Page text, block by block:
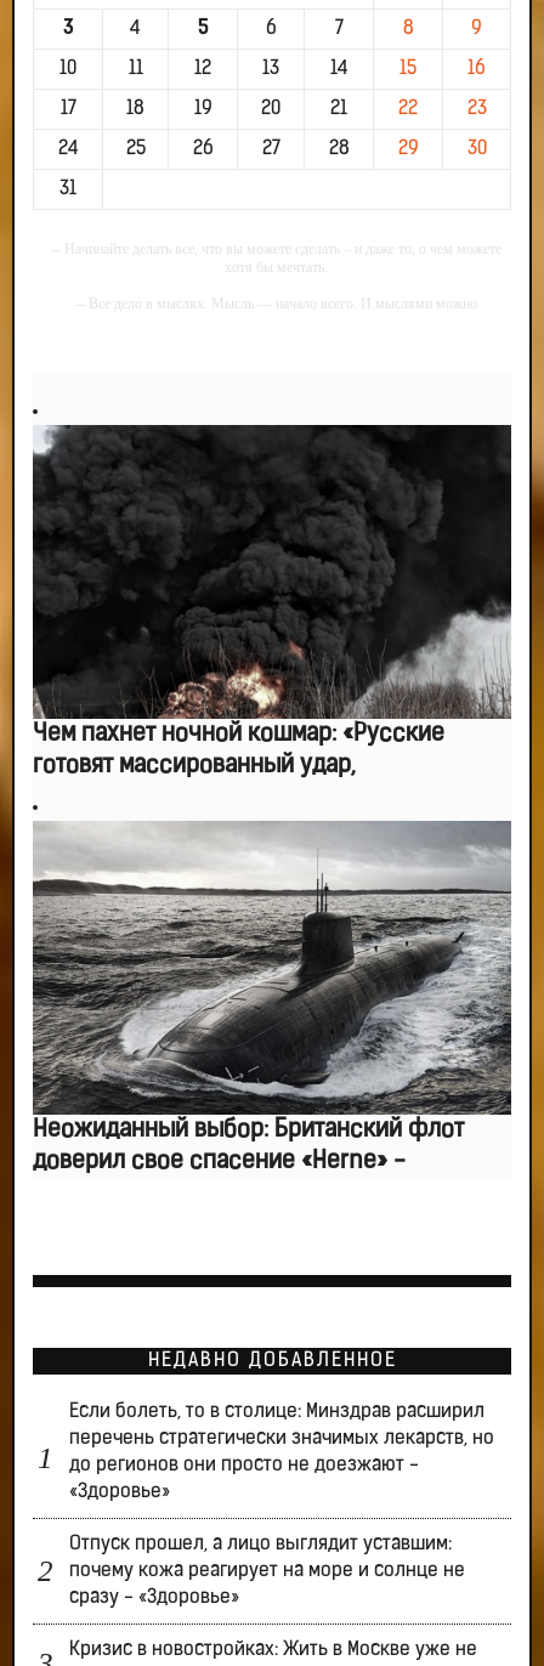
3 4 5 6 7 8 9
10 11 12 13 14 15 16
17 18 19 20 21 22 23
24 25 26 27 28 29 30
31
-- Начинайте делать все, что вы можете сделать – и даже то, о чем можете
хотя бы мечтать.
-- Все дело в мыслях. Мысль — начало всего. И мыслями можно
-- Самое большое богатство — это ум. Самая большая нищета — глупость.
Из всех страхов самый пугающий — самолюбование.
-- Лучшее, что можно сделать с хорошим советом, это пропустить его
мимо ушей. Он никогда не бывает полезен никому, кроме того, кто его дал.
-- Люблю давать советы и очень не люблю, когда их дают мне.
Чем пахнет ночной кошмар: «Русские
готовят массированный удар,
Неожиданный выбор: Британский флот
доверил свое спасение «Herne» -
НЕДАВНО ДОБАВЛЕННОЕ
Если болеть, то в столице: Минздрав расширил
перечень стратегически значимых лекарств, но
до регионов они просто не доезжают -
«Здоровье»
Отпуск прошел, а лицо выглядит уставшим:
почему кожа реагирует на море и солнце не
сразу - «Здоровье»
Кризис в новостройках: Жить в Москве уже не